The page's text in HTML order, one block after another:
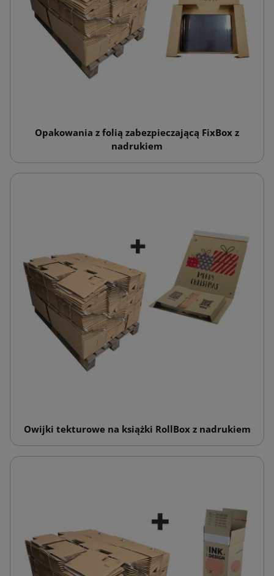
Opakowania z folią zabezpieczającą FixBox z
nadrukiem
Owijki tekturowe na książki RollBox z nadrukiem